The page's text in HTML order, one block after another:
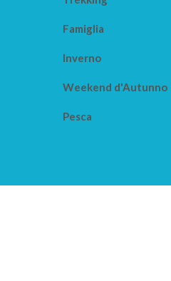
Famiglia
Inverno
Weekend d'Autunno
Pesca